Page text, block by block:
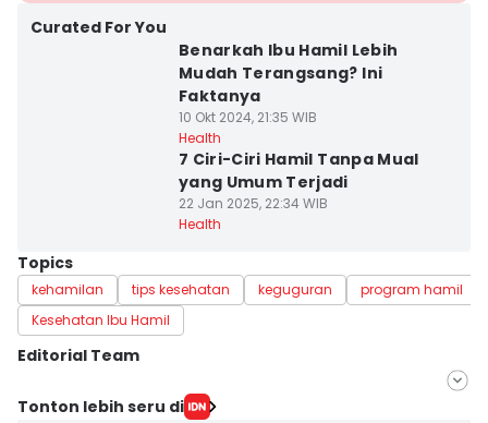
Curated For You
Benarkah Ibu Hamil Lebih
Mudah Terangsang? Ini
Faktanya
10 Okt 2024, 21:35 WIB
Health
7 Ciri-Ciri Hamil Tanpa Mual
yang Umum Terjadi
22 Jan 2025, 22:34 WIB
Health
Topics
kehamilan tips kesehatan keguguran
program hamil
Kesehatan Ibu Hamil
Editorial Team
Editor
Tonton lebih seru di